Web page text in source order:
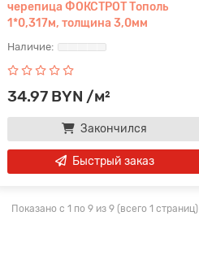
черепица ФОКСТРОТ Тополь
1*0,317м, толщина 3,0мм
34.97 BYN /м²
Закончился
Быстрый заказ
Показано с 1 по 9 из 9 (всего 1 страниц)